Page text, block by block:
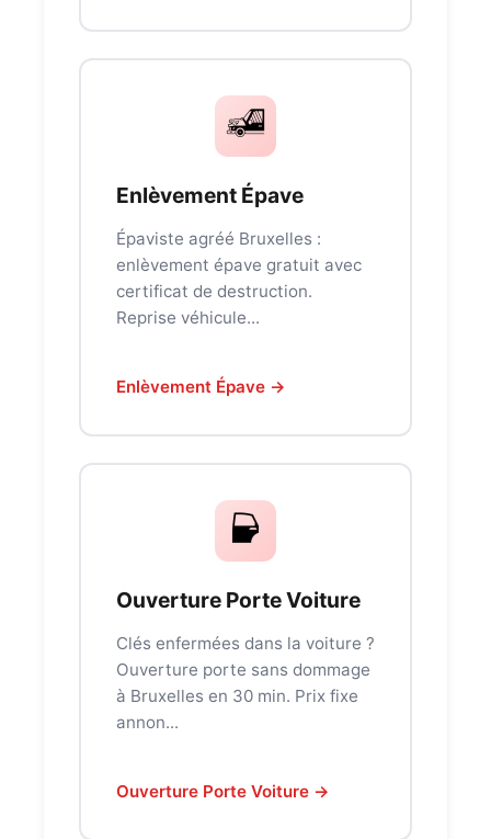
Enlèvement Épave
Épaviste agréé Bruxelles :
enlèvement épave gratuit avec
certificat de destruction.
Reprise véhicule...
Enlèvement Épave →
Ouverture Porte Voiture
Clés enfermées dans la voiture ?
Ouverture porte sans dommage
à Bruxelles en 30 min. Prix fixe
annon...
Ouverture Porte Voiture →